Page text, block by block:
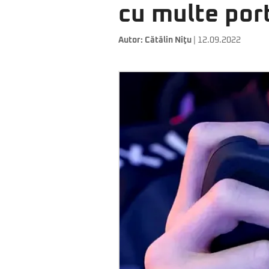
cu multe
Autor: Cătălin Niţu | 12.09.2022